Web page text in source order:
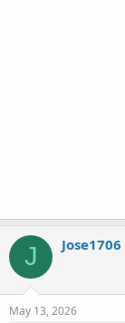
J Jose1706
May 13, 2026